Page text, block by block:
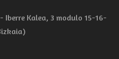
Iberre Kalea, 3 modulo 15-16-